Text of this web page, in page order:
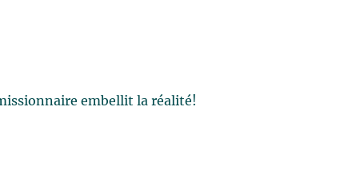
embellit la réalité!